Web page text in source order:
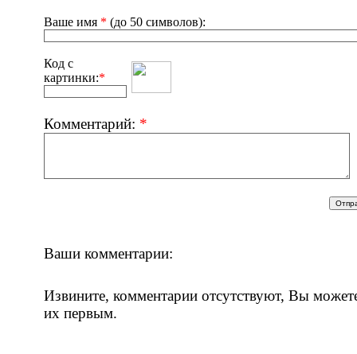
Ваше имя * (до 50 символов):
Код с
картинки:*
Комментарий: *
Ваши комментарии:
Извините, комментарии отсутствуют, Вы
их первым.